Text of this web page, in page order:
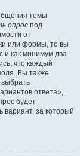
темы
опрос под
от
или формы, то вы
и как минимум два
что каждый
Вы также
выбрать
ответа»,
будет
вариант, за который